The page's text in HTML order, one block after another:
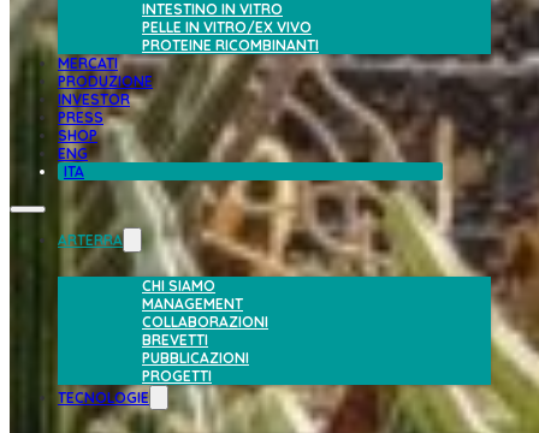
INTESTINO IN VITRO
PELLE IN VITRO/EX VIVO
PROTEINE RICOMBINANTI
MERCATI
PRODUZIONE
INVESTOR
PRESS
SHOP
ENG
ITA
ARTERRA
CHI SIAMO
MANAGEMENT
COLLABORAZIONI
BREVETTI
PUBBLICAZIONI
PROGETTI
TECNOLOGIE